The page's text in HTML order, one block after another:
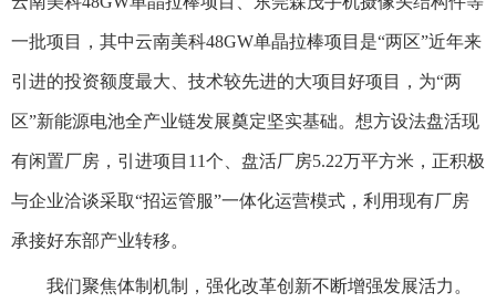
一批项目，其中云南美科48GW单晶拉棒项目是“两区”近年来
引进的投资额度最大、技术较先进的大项目好项目，为“两
区”新能源电池全产业链发展奠定坚实基础。想方设法盘活现
有闲置厂房，引进项目11个、盘活厂房5.22万平方米，正积极
与企业洽谈采取“招运管服”一体化运营模式，利用现有厂房
承接好东部产业转移。
我们聚焦体制机制，强化改革创新不断增强发展活力。